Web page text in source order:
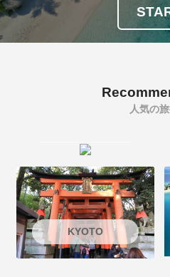
人気の
KYOTO